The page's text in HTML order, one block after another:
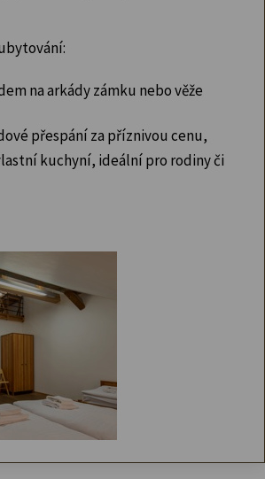
na arkády zámku nebo věže
přespání za příznivou cenu,
kuchyní, ideální pro rodiny či